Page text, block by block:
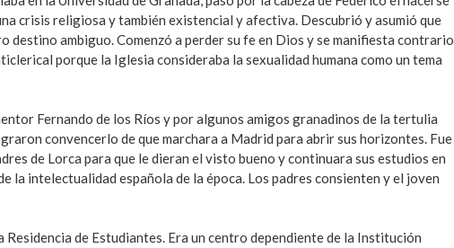
crisis religiosa y también existencial y afectiva. Descubrió y asumió que
destino ambiguo. Comenzó a perder su fe en Dios y se manifiesta contrario
porque la Iglesia consideraba la sexualidad humana como un tema
Fernando de los Ríos y por algunos amigos granadinos de la tertulia
convencerlo de que marchara a Madrid para abrir sus horizontes. Fue
de Lorca para que le dieran el visto bueno y continuara sus estudios en
la intelectualidad española de la época. Los padres consienten y el joven
de Estudiantes. Era un centro dependiente de la Institución